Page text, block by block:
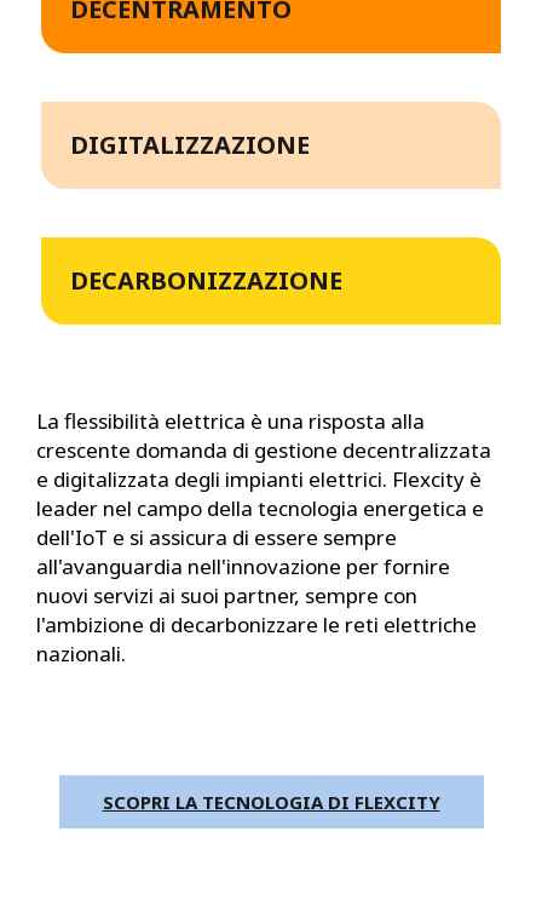
DECENTRAMENTO
DIGITALIZZAZIONE
DECARBONIZZAZIONE
La flessibilità elettrica è una risposta alla
crescente domanda di gestione decentralizzata
e digitalizzata degli impianti elettrici. Flexcity è
leader nel campo della tecnologia energetica e
dell'IoT e si assicura di essere sempre
all'avanguardia nell'innovazione per fornire
nuovi servizi ai suoi partner, sempre con
l'ambizione di decarbonizzare le reti elettriche
nazionali.
SCOPRI LA TECNOLOGIA DI FLEXCITY